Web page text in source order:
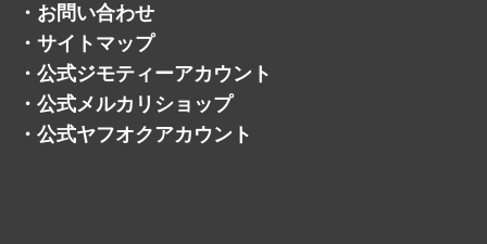
・ お問い合わせ
・ サイトマップ
・ 公式ジモティーアカウント
・ 公式メルカリショップ
・ 公式ヤフオクアカウント